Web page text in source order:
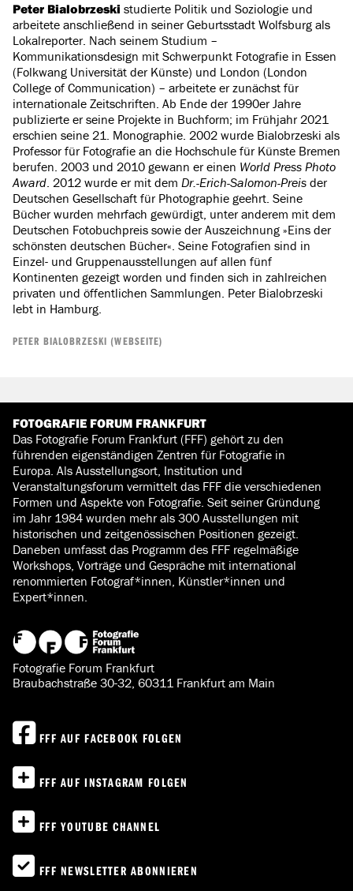
Peter Bialobrzeski studierte Politik und Soziologie und
arbeitete anschließend in seiner Geburtsstadt Wolfsburg als
Lokalreporter. Nach seinem Studium –
Kommunikationsdesign mit Schwerpunkt Fotografie in Essen
(Folkwang Universität der Künste) und London (London
College of Communication) – arbeitete er zunächst für
internationale Zeitschriften. Ab Ende der 1990er Jahre
publizierte er seine Projekte in Buchform; im Frühjahr 2021
erschien seine 21. Monographie. 2002 wurde Bialobrzeski als
Professor für Fotografie an die Hochschule für Künste Bremen
berufen. 2003 und 2010 gewann er einen World Press Photo
Award. 2012 wurde er mit dem Dr.-Erich-Salomon-Preis der
Deutschen Gesellschaft für Photographie geehrt. Seine
Bücher wurden mehrfach gewürdigt, unter anderem mit dem
Deutschen Fotobuchpreis sowie der Auszeichnung »Eins der
schönsten deutschen Bücher«. Seine Fotografien sind in
Einzel- und Gruppenausstellungen auf allen fünf
Kontinenten gezeigt worden und finden sich in zahlreichen
privaten und öffentlichen Sammlungen. Peter Bialobrzeski
lebt in Hamburg.
PETER BIALOBRZESKI (WEBSEITE)​​​​​​​
FOTOGRAFIE FORUM FRANKFURT
Das Fotografie Forum Frankfurt (FFF) gehört zu den
führenden eigenständigen Zentren für Fotografie in
Europa. Als Ausstellungsort, Institution und
Veranstaltungsforum vermittelt das FFF die verschiedenen
Formen und Aspekte von Fotografie. Seit seiner Gründung
im Jahr 1984 wurden mehr als 300 Ausstellungen mit
historischen und zeitgenössischen Positionen gezeigt.
Daneben umfasst das Programm des FFF regelmäßige
Workshops, Vorträge und Gespräche mit international
renommierten Fotograf*innen, Künstler*innen und
Expert*innen.
Fotografie Forum Frankfurt
Braubachstraße 30-32, 60311 Frankfurt am Main
FFF AUF FACEBOOK FOLGEN
FFF AUF INSTAGRAM FOLGEN
FFF YOUTUBE CHANNEL
FFF NEWSLETTER ABONNIEREN